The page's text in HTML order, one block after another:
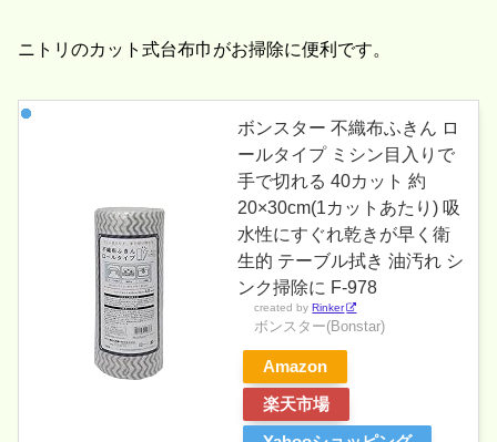
ニトリのカット式台布巾がお掃除に便利です。
ボンスター 不織布ふきん ロ
ールタイプ ミシン目入りで
手で切れる 40カット 約
20×30cm(1カットあたり) 吸
水性にすぐれ乾きが早く衛
生的 テーブル拭き 油汚れ シ
ンク掃除に F-978
created by Rinker
ボンスター(Bonstar)
Amazon
楽天市場